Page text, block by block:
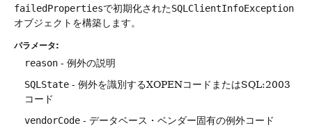
failedPropertiesで初期化されたSQLClientInfoException
オブジェクトを構築します。
パラメータ:
reason - 例外の説明
SQLState - 例外を識別するXOPENコードまたはSQL:2003
コード
vendorCode - データベース・ベンダー固有の例外コード